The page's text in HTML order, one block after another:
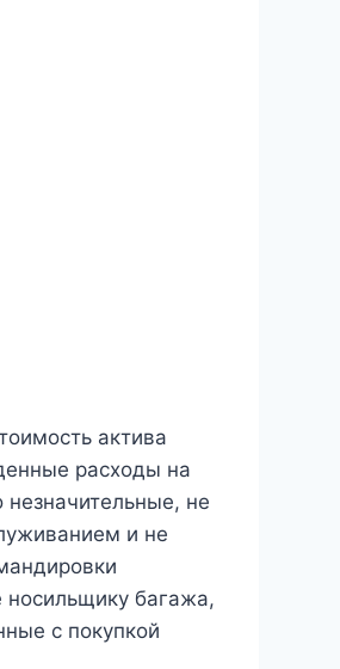
актива
расходы на
не
и не
носильщику багажа,
с покупкой